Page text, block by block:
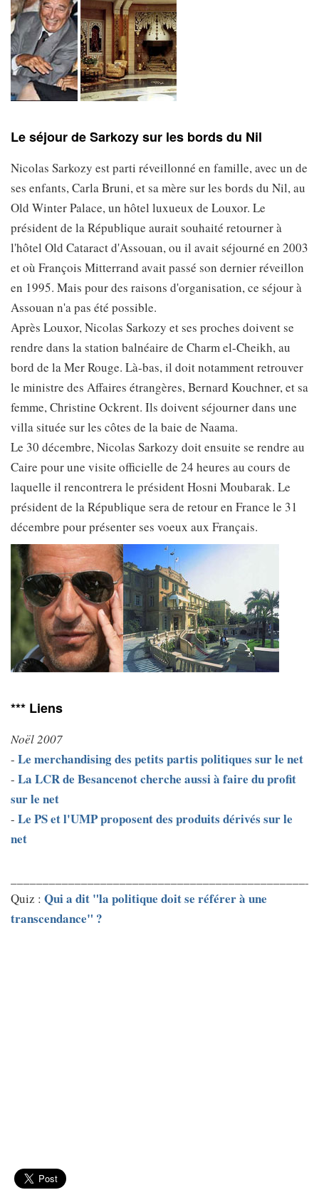
Le séjour de Sarkozy sur les bords du Nil
Nicolas Sarkozy est parti réveillonné en famille, avec un de
ses enfants, Carla Bruni, et sa mère sur les bords du Nil, au
Old Winter Palace, un hôtel luxueux de Louxor. Le
président de la République aurait souhaité retourner à
l'hôtel Old Cataract d'Assouan, ou il avait séjourné en 2003
et où François Mitterrand avait passé son dernier réveillon
en 1995. Mais pour des raisons d'organisation, ce séjour à
Assouan n'a pas été possible.
Après Louxor, Nicolas Sarkozy et ses proches doivent se
rendre dans la station balnéaire de Charm el-Cheikh, au
bord de la Mer Rouge. Là-bas, il doit notamment retrouver
le ministre des Affaires étrangères, Bernard Kouchner, et sa
femme, Christine Ockrent. Ils doivent séjourner dans une
villa située sur les côtes de la baie de Naama.
Le 30 décembre, Nicolas Sarkozy doit ensuite se rendre au
Caire pour une visite officielle de 24 heures au cours de
laquelle il rencontrera le président Hosni Moubarak. Le
président de la République sera de retour en France le 31
décembre pour présenter ses voeux aux Français.
*** Liens
Noël 2007
- Le merchandising des petits partis politiques sur le net
- La LCR de Besancenot cherche aussi à faire du profit
sur le net
- Le PS et l'UMP proposent des produits dérivés sur le
net
Quiz : Qui a dit "la politique doit se référer à une
transcendance" ?